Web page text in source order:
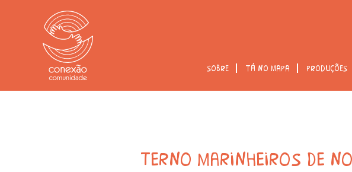
sobre tá no mapa produções
terno marinheiros de